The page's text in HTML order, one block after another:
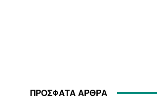
ΠΡΟΣΦΑΤΑ ΑΡΘΡΑ